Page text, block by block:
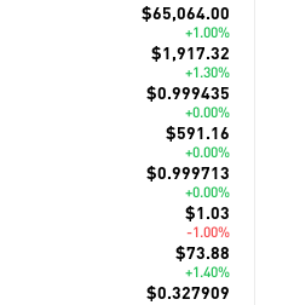
$65,064.00
+1.00%
$1,917.32
+1.30%
$0.999435
+0.00%
$591.16
+0.00%
$0.999713
+0.00%
$1.03
-1.00%
$73.88
+1.40%
$0.327909